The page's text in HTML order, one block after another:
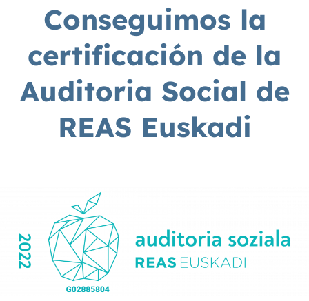
Conseguimos la
certificación de la
Auditoria Social de
REAS Euskadi